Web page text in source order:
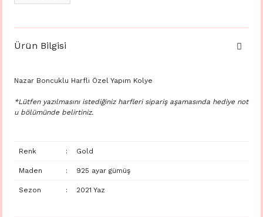
Ürün Bilgisi
Nazar Boncuklu Harfli Özel Yapım Kolye
*Lütfen yazılmasını istediğiniz harfleri sipariş aşamasında hediye not
u bölümünde belirtiniz.
Renk : Gold
Maden : 925 ayar gümüş
Sezon : 2021 Yaz